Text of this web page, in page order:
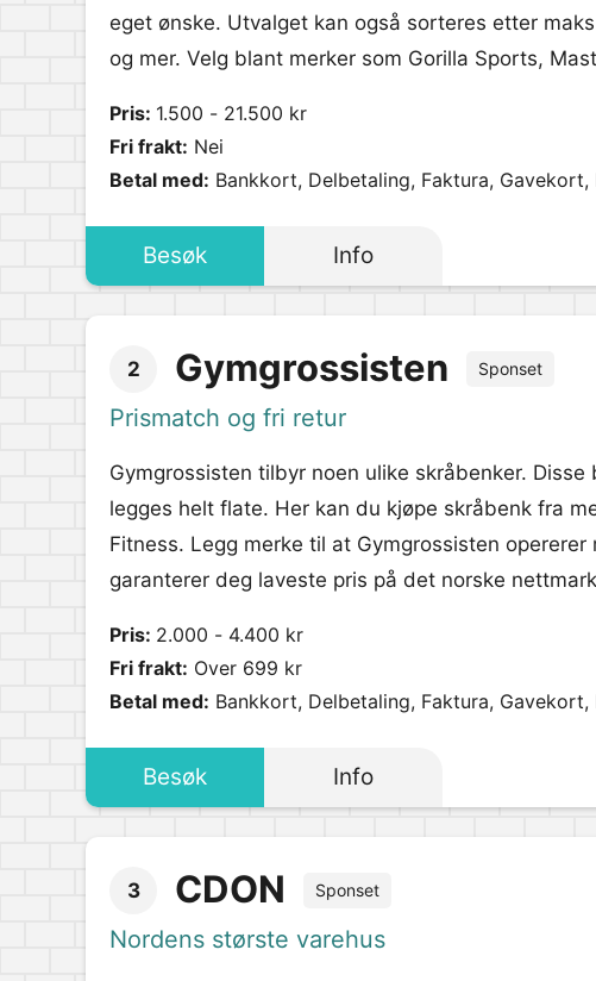
eget ønske. Utvalget kan også sorteres etter
og mer. Velg blant merker som Gorilla Sports,
Pris: 1.500 - 21.500 kr
Fri frakt: Nei
Betal med: Bankkort, Delbetaling, Faktura, Gavekort,
Besøk Info
2 Gymgrossisten Sponset
Prismatch og fri retur
Gymgrossisten tilbyr noen ulike skråbenker.
legges helt flate. Her kan du kjøpe skråbenk fra
Fitness. Legg merke til at Gymgrossisten
garanterer deg laveste pris på det norske
Pris: 2.000 - 4.400 kr
Fri frakt: Over 699 kr
Betal med: Bankkort, Delbetaling, Faktura, Gavekort,
Besøk Info
3 CDON Sponset
Nordens største varehus